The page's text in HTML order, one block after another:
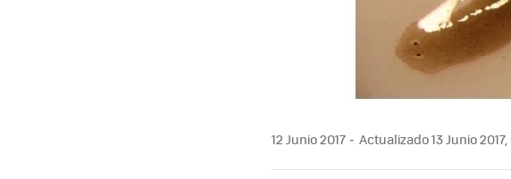
12 Junio 2017 Actualizado 13 Junio